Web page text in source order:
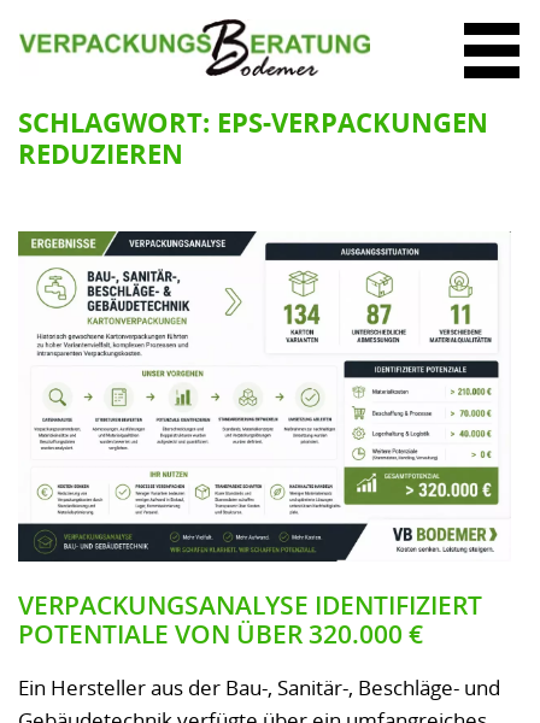
SCHLAGWORT: EPS-VERPACKUNGEN
REDUZIEREN
VERPACKUNGSANALYSE IDENTIFIZIERT
POTENTIALE VON ÜBER 320.000 €
Ein Hersteller aus der Bau-, Sanitär-, Beschläge- und